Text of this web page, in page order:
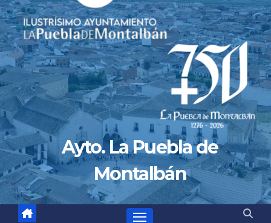
Ayto. La Puebla de
Montalbán